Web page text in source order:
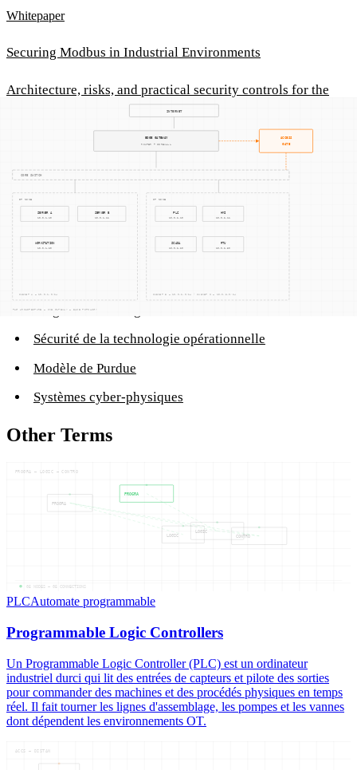
Whitepaper
Securing Modbus in Industrial Environments
Architecture, risks, and practical security controls for the
Read Whitepaper
Concepts associés
Sécurité des systèmes de contrôle industriels (ICS)
Programmable Logic Controllers
Sécurité de la technologie opérationnelle
Modèle de Purdue
Systèmes cyber-physiques
Other Terms
PROGRA
LOGIC
CONTRO
PROGRA
LOGIC
PROGRA — LOGIC — CONTRO
05 NODES — 05 CONNECTIONS
PLCAutomate programmable
Programmable Logic Controllers
Un Programmable Logic Controller (PLC) est un ordinateur
industriel durci qui lit des entrées de capteurs et pilote des sorties
pour commander des machines et des procédés physiques en temps
réel. Il fait tourner les lignes d'assemblage, les pompes et les vannes
dont dépendent les environnements OT.
ACCS — DISTAN